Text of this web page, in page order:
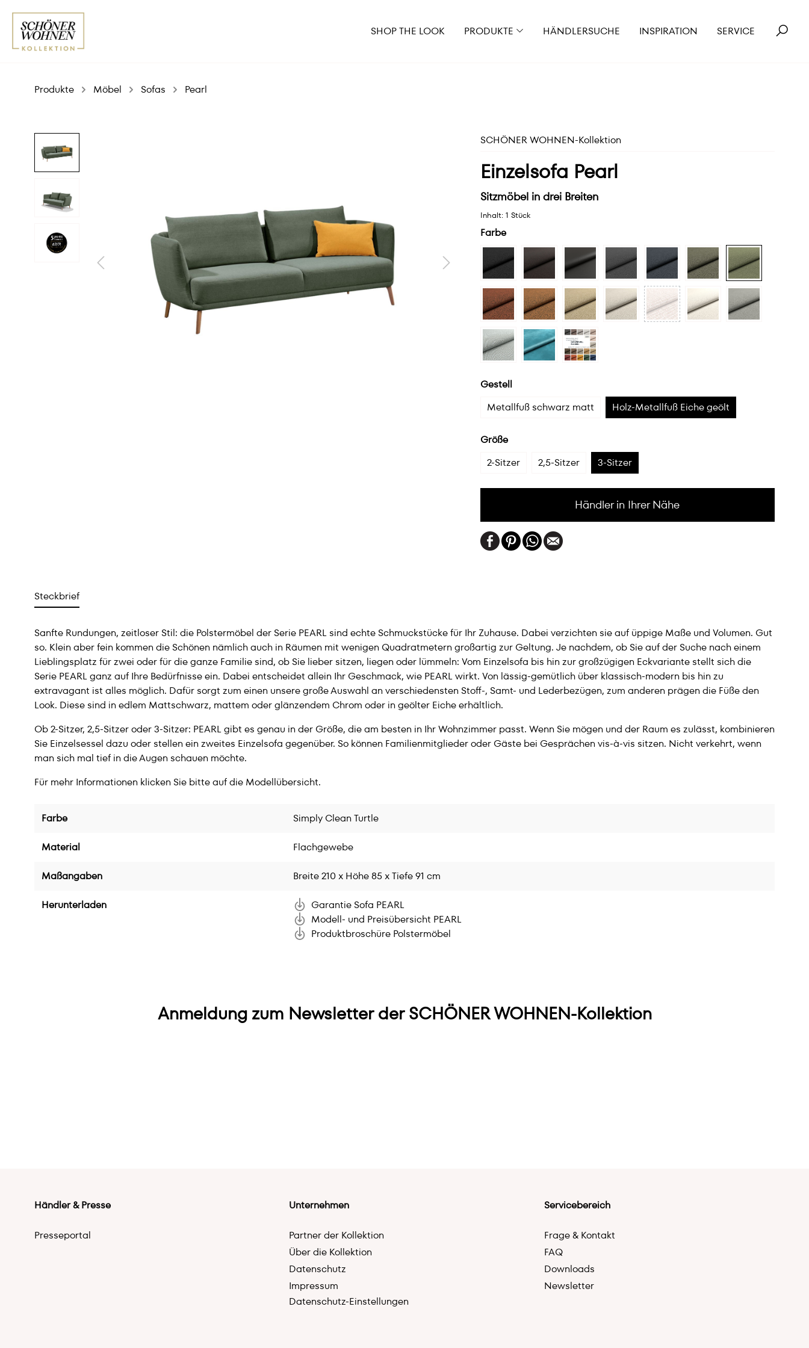
SHOP THE LOOK PRODUKTE HÄNDLERSUCHE INSPIRATION SERVICE
Produkte Möbel Sofas Pearl
SCHÖNER WOHNEN-Kollektion
Einzelsofa Pearl
Sitzmöbel in drei Breiten
Inhalt: 1 Stück
Farbe
Gestell
Metallfuß schwarz matt
Holz-Metallfuß Eiche geölt
Größe
2-Sitzer
2,5-Sitzer 3-Sitzer
Händler in Ihrer Nähe
Steckbrief
Sanfte Rundungen, zeitloser Stil: die Polstermöbel der Serie PEARL sind echte Schmuckstücke für Ihr Zuhause. Dabei verzichten sie auf üppige Maße und Volumen. Gut
so. Klein aber fein kommen die Schönen nämlich auch in Räumen mit wenigen Quadratmetern großartig zur Geltung. Je nachdem, ob Sie auf der Suche nach einem
Lieblingsplatz für zwei oder für die ganze Familie sind, ob Sie lieber sitzen, liegen oder lümmeln: Vom Einzelsofa bis hin zur großzügigen Eckvariante stellt sich die
Serie PEARL ganz auf Ihre Bedürfnisse ein. Dabei entscheidet allein Ihr Geschmack, wie PEARL wirkt. Von lässig-gemütlich über klassisch-modern bis hin zu
extravagant ist alles möglich. Dafür sorgt zum einen unsere große Auswahl an verschiedensten Stoff-, Samt- und Lederbezügen, zum anderen prägen die Füße den
Look. Diese sind in edlem Mattschwarz, mattem oder glänzendem Chrom oder in geölter Eiche erhältlich.
Ob 2-Sitzer, 2,5-Sitzer oder 3-Sitzer: PEARL gibt es genau in der Größe, die am besten in Ihr Wohnzimmer passt. Wenn Sie mögen und der Raum es zulässt, kombinieren
Sie Einzelsessel dazu oder stellen ein zweites Einzelsofa gegenüber. So können Familienmitglieder oder Gäste bei Gesprächen vis-à-vis sitzen. Nicht verkehrt, wenn
man sich mal tief in die Augen schauen möchte.
Für mehr Informationen klicken Sie bitte auf die Modellübersicht.
Farbe Simply Clean Turtle
Material Flachgewebe
Maßangaben Breite 210 x Höhe 85 x Tiefe 91 cm
Herunterladen
Garantie Sofa PEARL
Modell- und Preisübersicht PEARL
Produktbroschüre Polstermöbel
Anmeldung zum Newsletter der SCHÖNER WOHNEN-Kollektion
Händler & Presse
Presseportal
Unternehmen
Partner der Kollektion
Über die Kollektion
Datenschutz
Impressum
Datenschutz-Einstellungen
Servicebereich
Frage & Kontakt
FAQ
Downloads
Newsletter